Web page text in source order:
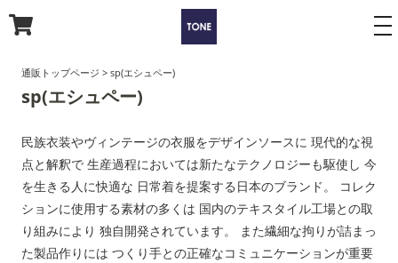
通販トップページ > sp(エシュペー)
sp(エシュペー)
民族衣装やヴィンテージの衣服をデザインソースに 現代的な視
点と解釈で 生産過程においては新たなテクノロジーも駆使し 今
を生きる人に快適な 日常着を提案する日本のブランド。 コレク
ションに使用する素材の多くは 国内のテキスタイル工場との取
り組みにより 独自開発されています。 また繊細な拘りが詰まっ
た製品作りには つくり手との正確なコミュニケーションが重要